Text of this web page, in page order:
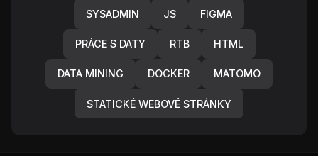
SYSADMIN JS FIGMA
PRÁCE S DATY RTB HTML
DATA MINING DOCKER MATOMO
STATICKÉ WEBOVÉ STRÁNKY